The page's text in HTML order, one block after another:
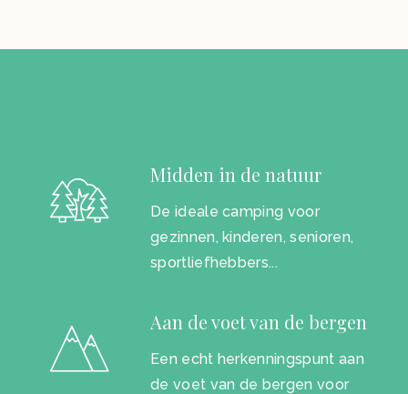
Midden in de natuur
De ideale camping voor
gezinnen, kinderen, senioren,
sportliefhebbers...
Aan de voet van de bergen
Een echt herkenningspunt aan
de voet van de bergen voor